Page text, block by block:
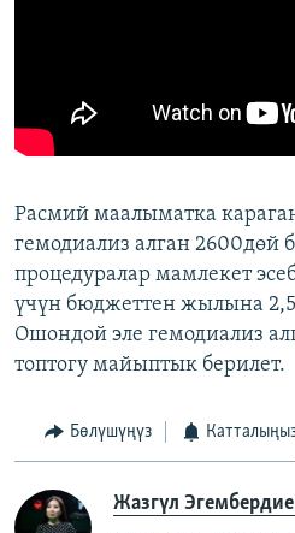
Расмий маалыматка
гемодиализ алган 2600дөй
процедуралар мамлекет
үчүн бюджеттен жылына
Ошондой эле гемодиализ
топтогу майыптык берилет.
Бөлүшүңүз
Жазгүл